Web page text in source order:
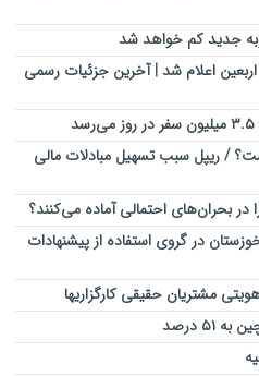
جدید کم خواهد شد
اربعین اعلام شد | آخرین جزئیات رسمی
/ ریپل سبب تسهیل مبادلات مالی
در بحران‌های احتمالی آماده می‌کنند؟
در گروی استفاده از پیشنهادات
مشتریان حقیقی کارگزاریها
درصد